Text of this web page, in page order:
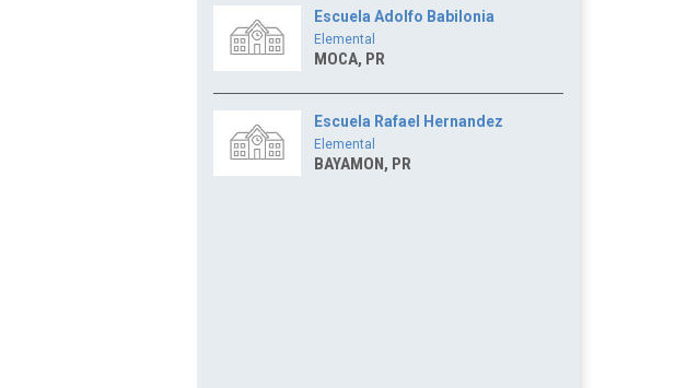
Escuela Adolfo Babilonia
Elemental
MOCA, PR
Escuela Rafael Hernandez
Elemental
BAYAMON, PR